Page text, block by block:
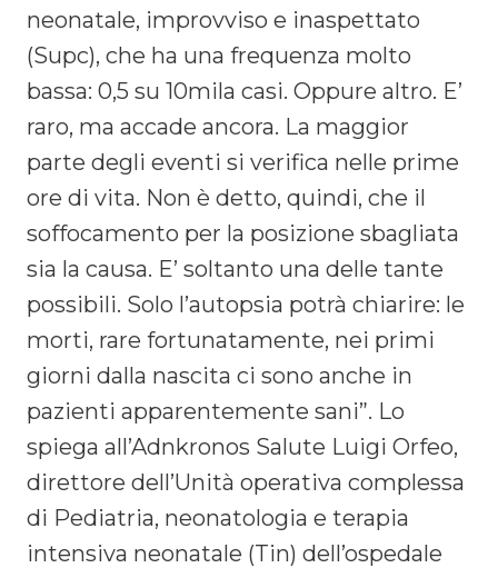
neonatale, improvviso e inaspettato
(Supc), che ha una frequenza molto
bassa: 0,5 su 10mila casi. Oppure altro. E’
raro, ma accade ancora. La maggior
parte degli eventi si verifica nelle prime
ore di vita. Non è detto, quindi, che il
soffocamento per la posizione sbagliata
sia la causa. E’ soltanto una delle tante
possibili. Solo l’autopsia potrà chiarire: le
morti, rare fortunatamente, nei primi
giorni dalla nascita ci sono anche in
pazienti apparentemente sani”. Lo
spiega all’Adnkronos Salute Luigi Orfeo,
direttore dell’Unità operativa complessa
di Pediatria, neonatologia e terapia
intensiva neonatale (Tin) dell’ospedale